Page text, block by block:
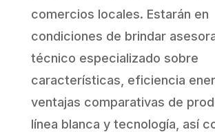
comercios locales. Estarán en
condiciones de brindar
técnico especializado sobre
características, eficiencia
ventajas comparativas de
línea blanca y tecnología, así